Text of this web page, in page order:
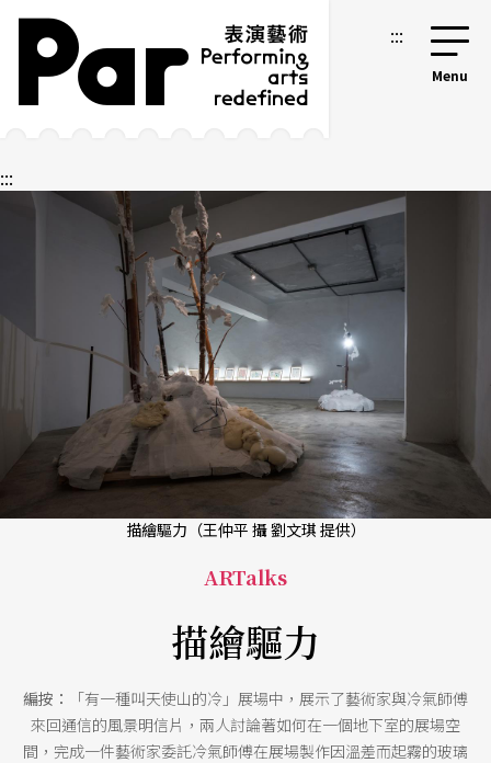
跳到主要內容區塊
網站導覽 :::
:::
描繪驅力（王仲平 攝 劉文琪 提供）
ARTalks
描繪驅力
編按：
「有一種叫天使山的冷」展場中，展示了藝術家與冷氣師傅
來回通信的風景明信片，兩人討論著如何在一個地下室的展場空
間，完成一件藝術家委託冷氣師傅在展場製作因溫差而起霧的玻璃